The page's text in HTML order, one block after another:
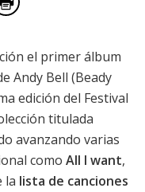
el primer álbum
Andy Bell (Beady
edición del Festival
titulada
avanzando varias
como All I want,
la lista de canciones